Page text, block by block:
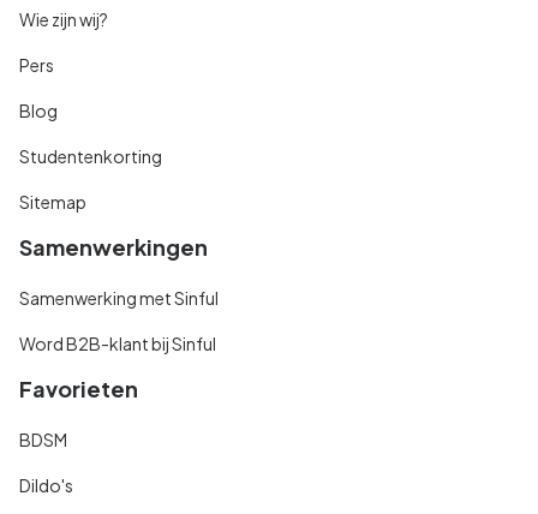
Wie zijn wij?
Pers
Blog
Studentenkorting
Sitemap
Samenwerkingen
Samenwerking met Sinful
Word B2B-klant bij Sinful
Favorieten
BDSM
Dildo's